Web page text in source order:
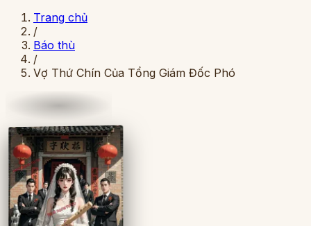
Trang chủ
/
Báo thù
/
Vợ Thứ Chín Của Tổng Giám Đốc Phó